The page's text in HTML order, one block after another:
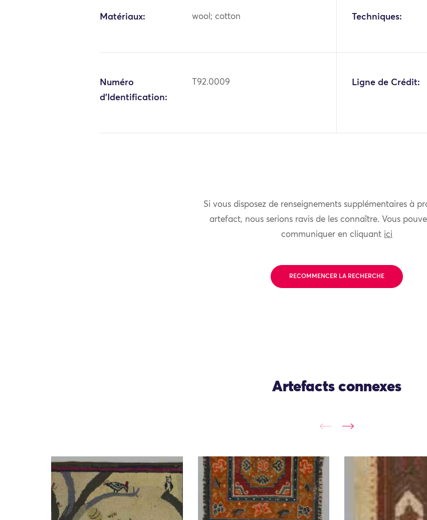
Matériaux: wool; cotton Techniques:
Numéro
d'Identification:
T92.0009 Ligne de Crédit:
Si vous disposez de renseignements supplémentaires à
artefact, nous serions ravis de les connaître. Vous
communiquer en cliquant ici
RECOMMENCER LA RECHERCHE
Artefacts connexes